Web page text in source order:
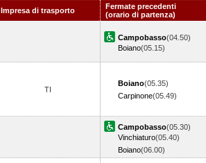
Impresa di trasporto
Fermate precedenti
(orario di partenza)
Campobasso(04.50)
Boiano(05.15)
TI
Boiano(05.35)
Carpinone(05.49)
Campobasso(05.30)
Vinchiaturo(05.40)
Boiano(06.00)